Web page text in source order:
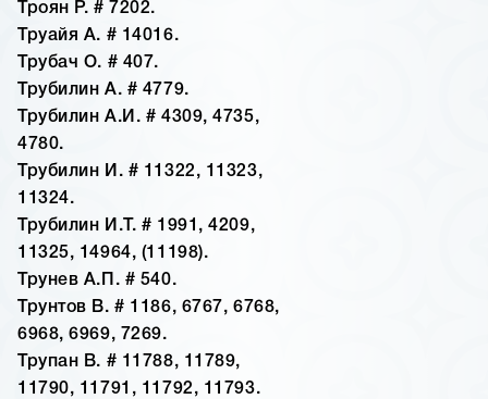
Троян Р. # 7202.
Труайя А. # 14016.
Трубач О. # 407.
Трубилин А. # 4779.
Трубилин А.И. # 4309, 4735,
4780.
Трубилин И. # 11322, 11323,
11324.
Трубилин И.Т. # 1991, 4209,
11325, 14964, (11198).
Трунев А.П. # 540.
Трунтов В. # 1186, 6767, 6768,
6968, 6969, 7269.
Трупан В. # 11788, 11789,
11790, 11791, 11792, 11793.